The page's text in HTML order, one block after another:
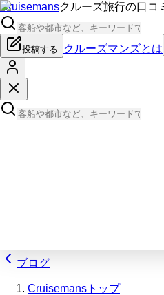
Cruisemansクルーズ旅行の口コ
投稿する クルーズマンズとは
ブログ
Cruisemansトップ